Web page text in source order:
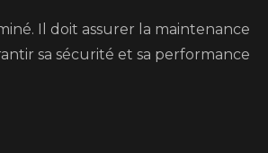
Il doit assurer la maintenance
sa sécurité et sa performance